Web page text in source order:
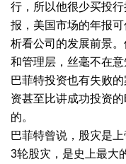
行，所以他很少买投
报，美国市场的年报
析看公司的发展前景
和管理层，丝毫不在意
巴菲特投资也有失败
资甚至比讲成功投资
的。
巴菲特曾说，股灾是
3轮股灾，是史上最大